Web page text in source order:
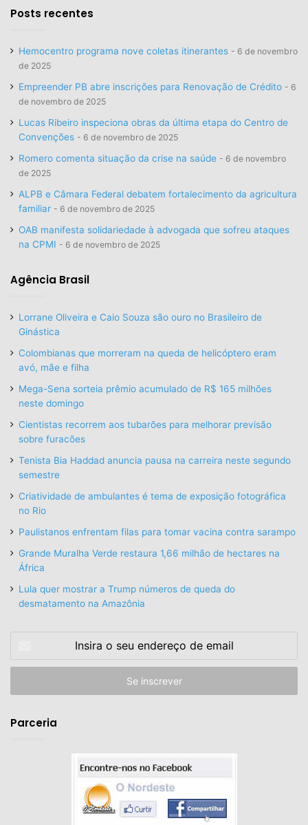
Posts recentes
Hemocentro programa nove coletas itinerantes
6 de novembro
de 2025
Empreender PB abre inscrições para Renovação de Crédito
6
de novembro de 2025
Lucas Ribeiro inspeciona obras da última etapa do Centro de
Convenções
6 de novembro de 2025
Romero comenta situação da crise na saúde
6 de novembro
de 2025
ALPB e Câmara Federal debatem fortalecimento da agricultura
familiar
6 de novembro de 2025
OAB manifesta solidariedade à advogada que sofreu ataques
na CPMI
6 de novembro de 2025
Agência Brasil
Lorrane Oliveira e Caio Souza são ouro no Brasileiro de
Ginástica
Colombianas que morreram na queda de helicóptero eram
avó, mãe e filha
Mega-Sena sorteia prêmio acumulado de R$ 165 milhões
neste domingo
Cientistas recorrem aos tubarões para melhorar previsão
sobre furacões
Tenista Bia Haddad anuncia pausa na carreira neste segundo
semestre
Criatividade de ambulantes é tema de exposição fotográfica
no Rio
Paulistanos enfrentam filas para tomar vacina contra sarampo
Grande Muralha Verde restaura 1,66 milhão de hectares na
África
Lula quer mostrar a Trump números de queda do
desmatamento na Amazônia
seu
de
Parceria